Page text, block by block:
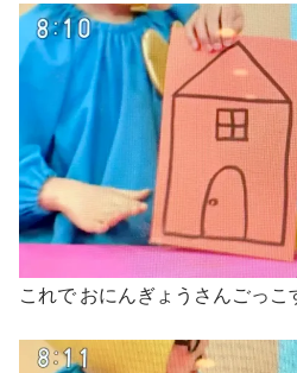
これで おにんぎょうさんごっこ